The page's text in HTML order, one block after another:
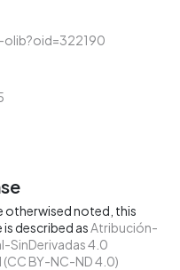
otherwised noted, this
described asAtribución-
SinDerivadas 4.0
BY-NC-ND 4.0)